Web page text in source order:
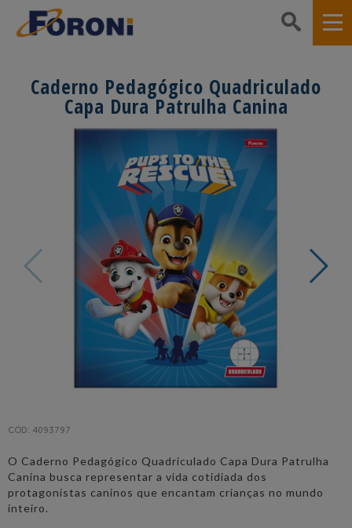
Caderno Pedagógico Quadriculado
Capa Dura Patrulha Canina
CÓD: 4093797
O Caderno Pedagógico Quadriculado Capa Dura Patrulha
Canina busca representar a vida cotidiada dos
protagonistas caninos que encantam crianças no mundo
inteiro.